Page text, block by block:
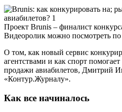
Проект Brunis – финалист
Видеоролик можно посмотреть по
О том, как новый сервис
агентствами и как спорт
продажи авиабилетов, Дмитрий
«Контур.Журналу».
Как все начиналось